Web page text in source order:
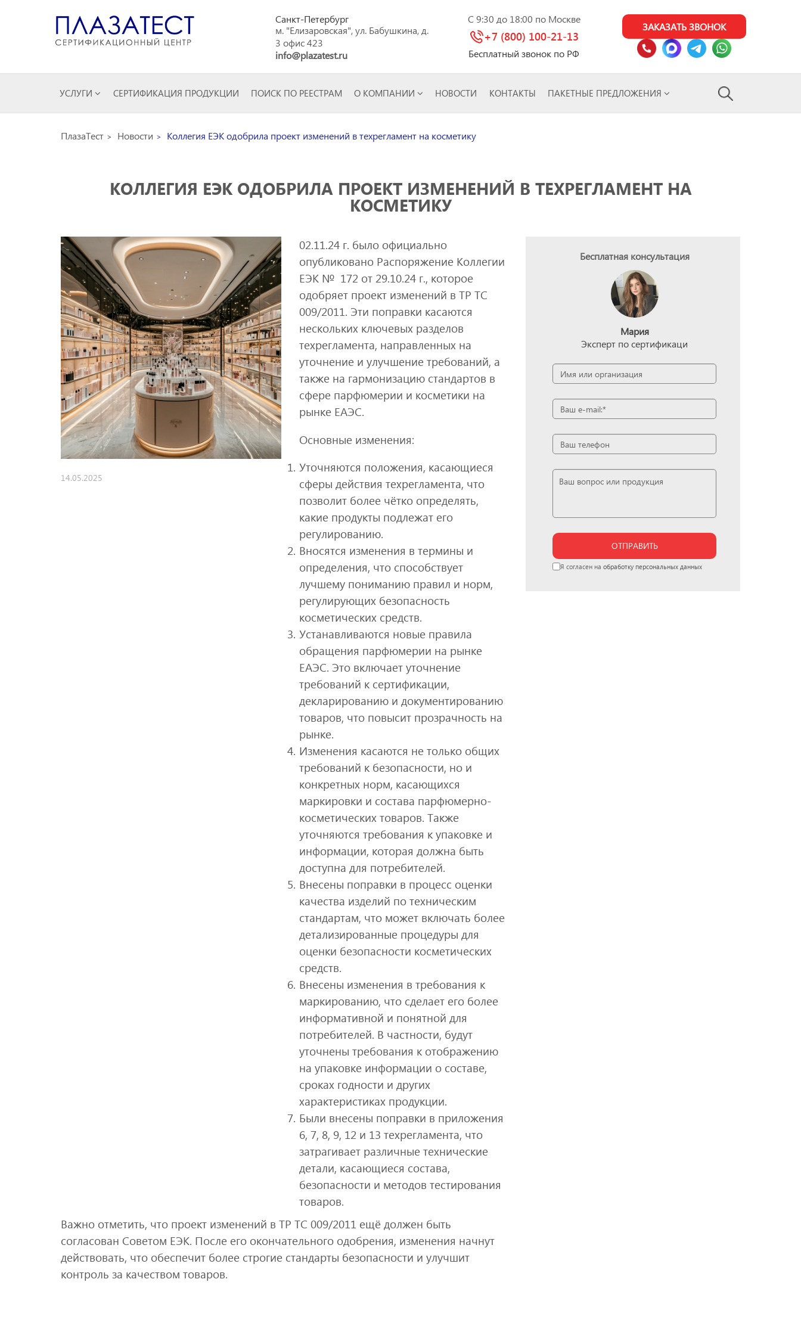
Санкт-Петербург
м. "Елизаровская", ул. Бабушкина, д.
3 офис 423
info@plazatest.ru
C 9:30 до 18:00 по Москве
+7 (800) 100-21-13
Бесплатный звонок по РФ
ЗАКАЗАТЬ ЗВОНОК
УСЛУГИ СЕРТИФИКАЦИЯ ПРОДУКЦИИ ПОИСК ПО РЕЕСТРАМ О КОМПАНИИ НОВОСТИ КОНТАКТЫ ПАКЕТНЫЕ ПРЕДЛОЖЕНИЯ
ПлазаТест Новости Коллегия ЕЭК одобрила проект изменений в техрегламент на косметику
КОЛЛЕГИЯ ЕЭК ОДОБРИЛА ПРОЕКТ ИЗМЕНЕНИЙ В ТЕХРЕГЛАМЕНТ НА
КОСМЕТИКУ
14.05.2025
02.11.24 г. было официально
опубликовано Распоряжение Коллегии
ЕЭК № 172 от 29.10.24 г., которое
одобряет проект изменений в ТР ТС
009/2011. Эти поправки касаются
нескольких ключевых разделов
техрегламента, направленных на
уточнение и улучшение требований, а
также на гармонизацию стандартов в
сфере парфюмерии и косметики на
рынке ЕАЭС.
Основные изменения:
Уточняются положения, касающиеся
сферы действия техрегламента, что
позволит более чётко определять,
какие продукты подлежат его
регулированию.
Вносятся изменения в термины и
определения, что способствует
лучшему пониманию правил и норм,
регулирующих безопасность
косметических средств.
Устанавливаются новые правила
обращения парфюмерии на рынке
ЕАЭС. Это включает уточнение
требований к сертификации,
декларированию и документированию
товаров, что повысит прозрачность на
рынке.
Изменения касаются не только общих
требований к безопасности, но и
конкретных норм, касающихся
маркировки и состава парфюмерно-
косметических товаров. Также
уточняются требования к упаковке и
информации, которая должна быть
доступна для потребителей.
Внесены поправки в процесс оценки
качества изделий по техническим
стандартам, что может включать более
детализированные процедуры для
оценки безопасности косметических
средств.
Внесены изменения в требования к
маркированию, что сделает его более
информативной и понятной для
потребителей. В частности, будут
уточнены требования к отображению
на упаковке информации о составе,
сроках годности и других
характеристиках продукции.
Были внесены поправки в приложения
6, 7, 8, 9, 12 и 13 техрегламента, что
затрагивает различные технические
детали, касающиеся состава,
безопасности и методов тестирования
товаров.
Важно отметить, что проект изменений в ТР ТС 009/2011 ещё должен быть
согласован Советом ЕЭК. После его окончательного одобрения, изменения начнут
действовать, что обеспечит более строгие стандарты безопасности и улучшит
контроль за качеством товаров.
Бесплатная консультация
Мария
Эксперт по сертификаци
ОТПРАВИТЬ
Я согласен на обработку персональных данных